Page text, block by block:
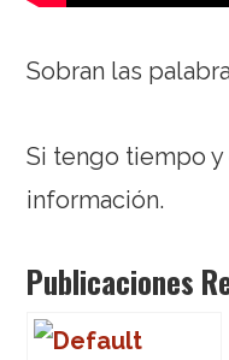
Sobran las
Si tengo tiempo y
información.
Publicaciones